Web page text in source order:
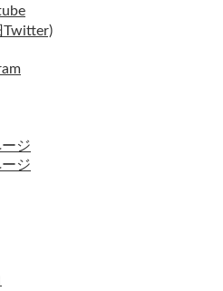
Twitter)
ジ
ジ